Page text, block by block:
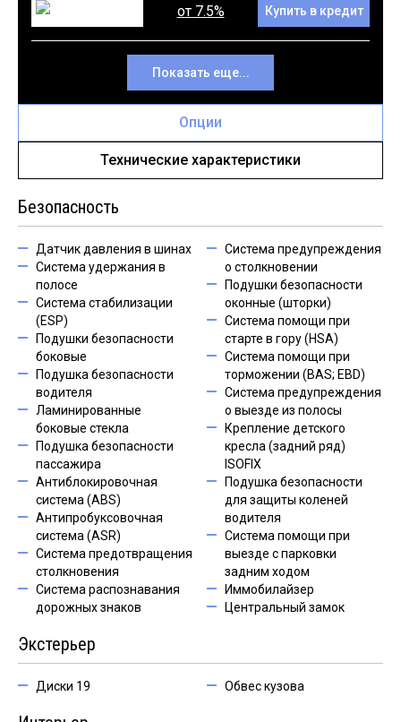
от 7.5% Купить в кредит
Показать еще...
Опции
Технические характеристики
Безопасность
Датчик давления в шинах
Система удержания в
полосе
Система стабилизации
(ESP)
Подушки безопасности
боковые
Подушка безопасности
водителя
Ламинированные
боковые стекла
Подушка безопасности
пассажира
Антиблокировочная
система (ABS)
Антипробуксовочная
система (ASR)
Система предотвращения
столкновения
Система распознавания
дорожных знаков
Система предупреждения
о столкновении
Подушки безопасности
оконные (шторки)
Система помощи при
старте в гору (HSA)
Система помощи при
торможении (BAS; EBD)
Система предупреждения
о выезде из полосы
Крепление детского
кресла (задний ряд)
ISOFIX
Подушка безопасности
для защиты коленей
водителя
Система помощи при
выезде с парковки
задним ходом
Иммобилайзер
Центральный замок
Экстерьер
Диски 19 Обвес кузова